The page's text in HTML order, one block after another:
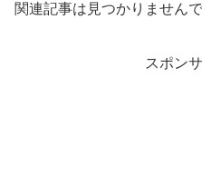
関連記事は見つかりませんで
スポン